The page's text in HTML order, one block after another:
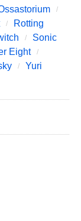
Rotting
Sonic
Eight
Yuri